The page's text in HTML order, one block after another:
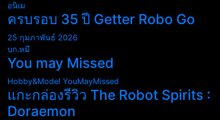
อนิเม
ครบรอบ 35 ปี Getter Robo Go
25 กุมภาพันธ์ 2026
บก.หมี
You may Missed
Hobby&Model YouMayMissed
แกะกล่องรีวิว The Robot Spirits :
Doraemon